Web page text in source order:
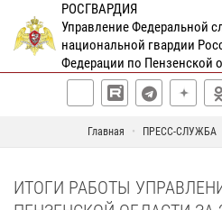
РОСГВАРДИЯ
Управление Федеральной
национальной гвардии
Федерации по Пензенской
Главная ПРЕСС-СЛУЖБА
ИТОГИ РАБОТЫ